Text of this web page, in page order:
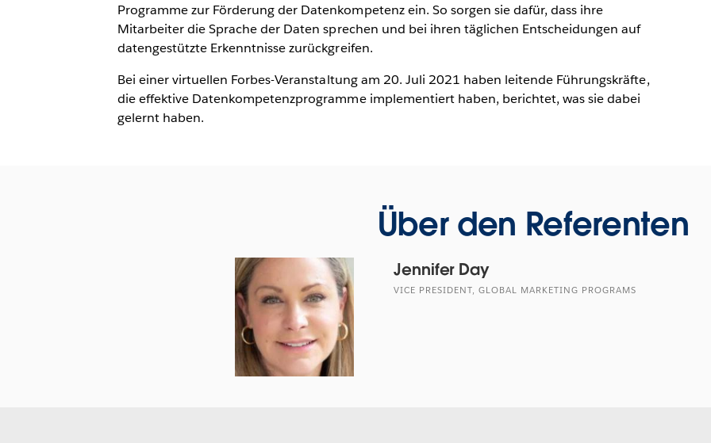
Programme zur Förderung der Datenkompetenz ein. So sorgen sie dafür, dass ihre
Mitarbeiter die Sprache der Daten sprechen und bei ihren täglichen Entscheidungen auf
datengestützte Erkenntnisse zurückgreifen.
Bei einer virtuellen Forbes-Veranstaltung am 20. Juli 2021 haben leitende Führungskräfte,
die effektive Datenkompetenzprogramme implementiert haben, berichtet, was sie dabei
gelernt haben.
Über den Referenten
Jennifer Day
VICE PRESIDENT, GLOBAL MARKETING PROGRAMS